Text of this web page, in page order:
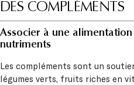
DES COMPLÉMENTS
Associer à une
nutriments
Les compléments sont un
légumes verts, fruits riches en